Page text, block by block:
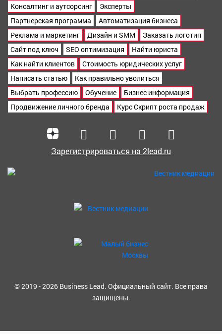
Консалтинг и аутсорсинг
Эксперты
Партнерская программа
Автоматизация бизнеса
Реклама и маркетинг
Дизайн и SMM
Заказать логотип
Сайт под ключ
SEO оптимизация
Найти юриста
Как найти клиентов
Стоимость юридических услуг
Написать статью
Как правильно уволиться
Выбрать профессию
Обучение
Бизнес информация
Продвижение личного бренда
Курс Скрипт роста продаж
Зарегистрироваться на 2lead.ru
© 2019 - 2026 Business Lead. Официальный сайт. Все права
защищены.